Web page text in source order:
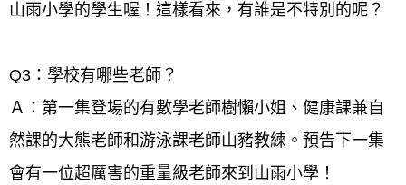
山雨小學的學生喔！這樣看來，有誰是不特別的呢？
Q3：學校有哪些老師？
Ａ：第一集登場的有數學老師樹懶小姐、健康課兼自
然課的大熊老師和游泳課老師山豬教練。預告下一集
會有一位超厲害的重量級老師來到山雨小學！